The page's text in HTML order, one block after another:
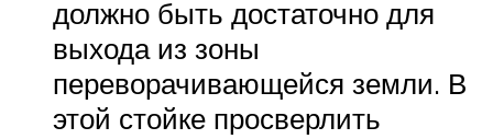
должно быть достаточно для
выхода из зоны
переворачивающейся земли. В
этой стойке просверлить